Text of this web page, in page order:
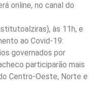
online, no canal do
às 11h, e
ao Covid-19:
governados por
participarão mais
Centro-Oeste, Norte e